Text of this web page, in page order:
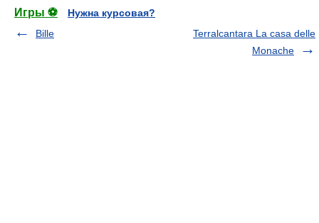
Игры ⚽
Нужна курсовая?
Bille
Terralcantara La casa delle
Monache